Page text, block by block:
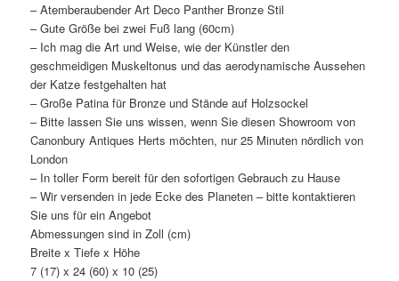
– Atemberaubender Art Deco Panther Bronze Stil
– Gute Größe bei zwei Fuß lang (60cm)
– Ich mag die Art und Weise, wie der Künstler den
geschmeidigen Muskeltonus und das aerodynamische Aussehen
der Katze festgehalten hat
– Große Patina für Bronze und Stände auf Holzsockel
– Bitte lassen Sie uns wissen, wenn Sie diesen Showroom von
Canonbury Antiques Herts möchten, nur 25 Minuten nördlich von
London
– In toller Form bereit für den sofortigen Gebrauch zu Hause
– Wir versenden in jede Ecke des Planeten – bitte kontaktieren
Sie uns für ein Angebot
Abmessungen sind in Zoll (cm)
Breite x Tiefe x Höhe
7 (17) x 24 (60) x 10 (25)